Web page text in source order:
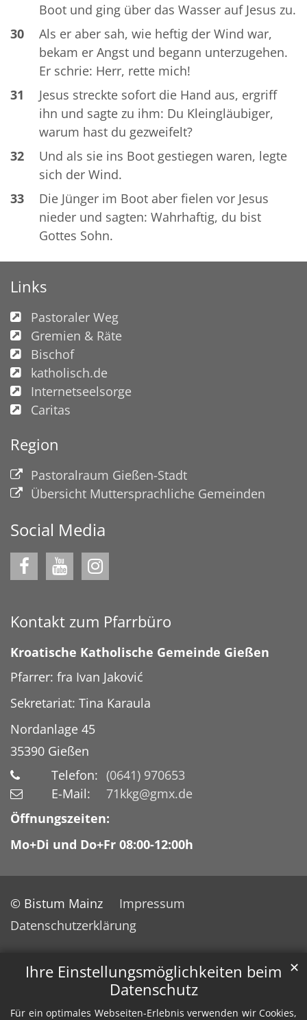
Ihre Einstellungsmöglichkeiten beim
Datenschutz
Für ein optimales Webseiten-Erlebnis verwenden wir Cookies,
✕
Boot und ging über das Wasser auf Jesus zu.
30
Als er aber sah, wie heftig der Wind war,
bekam er Angst und begann unterzugehen.
Er schrie: Herr, rette mich!
31
Jesus streckte sofort die Hand aus, ergriff
ihn und sagte zu ihm: Du Kleingläubiger,
warum hast du gezweifelt?
32
Und als sie ins Boot gestiegen waren, legte
sich der Wind.
33
Die Jünger im Boot aber fielen vor Jesus
nieder und sagten: Wahrhaftig, du bist
Gottes Sohn.
Links
Pastoraler Weg
Gremien & Räte
Bischof
katholisch.de
Internetseelsorge
Caritas
Region
Pastoralraum Gießen-Stadt
Übersicht Muttersprachliche Gemeinden
Social Media
Kontakt zum Pfarrbüro
Kroatische Katholische Gemeinde Gießen
Pfarrer: fra Ivan Jaković
Sekretariat: Tina Karaula
Nordanlage 45
35390 Gießen
Telefon: (0641) 970653
E-Mail:
71kkg@gmx.de
Öffnungszeiten:
Mo+Di und Do+Fr 08:00-12:00h
© Bistum Mainz
Impressum
Datenschutzerklärung